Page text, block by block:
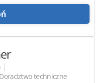
|
Doradztwo techniczne